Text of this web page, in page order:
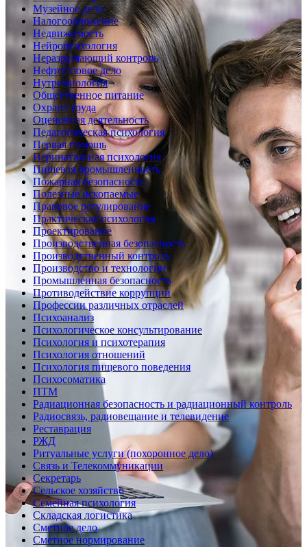
Музейное дело
Налогообложение
Недвижимость
Нейропсихология
Неразрушающий контроль
Нефтегазовое дело
Нутрициология
Общественное питание
Охрана труда
Оценочная деятельность
Педагогическая психология
Первая помощь
Перинатальная психология
Пищевая промышленность
Пожарная безопасность
Полезные ископаемые
Правовое регулирование
Практическая психология
Проектирование
Производственная безопасность
Производственный контроль
Производство и технологии
Промышленная безопасность
Противодействие коррупции
Профессии различных отраслей
Психоанализ
Психологическое консультирование
Психология и психотерапия
Психология отношений
Психология пищевого поведения
Психосоматика
ПТМ
Радиационная безопасность и радиационный контроль
Радиосвязь, радиовещание и телевидение
Реставрация
РЖД
Ритуальные услуги (похоронное дело)
Связь и Телекоммуникации
Секретарь
Сельское хозяйство
Семейная психология
Складская логистика
Сметное дело
Сметное нормирование